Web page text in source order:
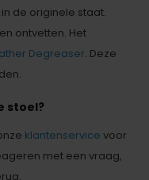
de originele staat.
ontvetten. Het
Degreaser. Deze
stoel?
klantenservice voor
met een vraag,